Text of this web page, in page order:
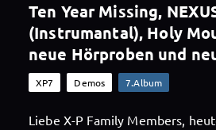
Ten Year Missing,
(Instrumantal), Holy
neue Hörproben und
XP7 Demos 7.Album
Liebe X-P Family Members,